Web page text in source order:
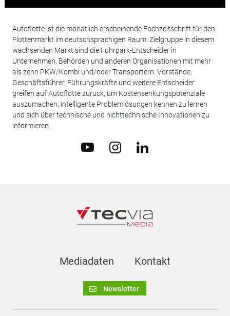
Autoflotte ist die monatlich erscheinende Fachzeitschrift für den
Flottenmarkt im deutschsprachigen Raum. Zielgruppe in diesem
wachsenden Markt sind die Fuhrpark-Entscheider in
Unternehmen, Behörden und anderen Organisationen mit mehr
als zehn PKW/Kombi und/oder Transportern. Vorstände,
Geschäftsführer, Führungskräfte und weitere Entscheider
greifen auf Autoflotte zurück, um Kostensenkungspotenziale
auszumachen, intelligente Problemlösungen kennen zu lernen
und sich über technische und nichttechnische Innovationen zu
informieren.
Mediadaten Kontakt
Newsletter